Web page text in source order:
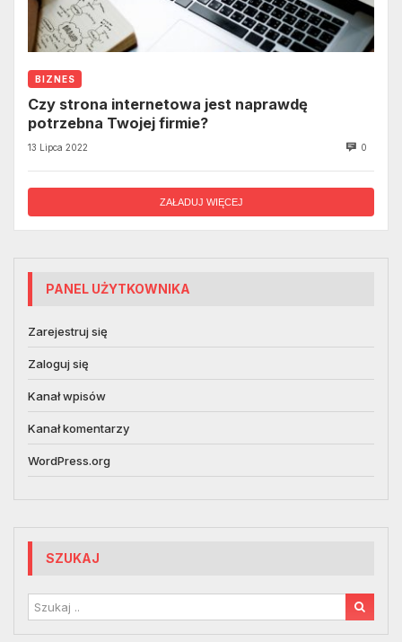
BIZNES
Czy strona internetowa jest naprawdę
potrzebna Twojej firmie?
13 Lipca 2022 0
ZAŁADUJ WIĘCEJ
PANEL UŻYTKOWNIKA
Zarejestruj się
Zaloguj się
Kanał wpisów
Kanał komentarzy
WordPress.org
SZUKAJ